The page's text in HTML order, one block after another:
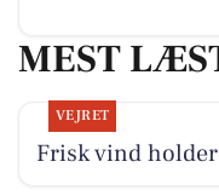
MEST
VEJRET
Frisk vind